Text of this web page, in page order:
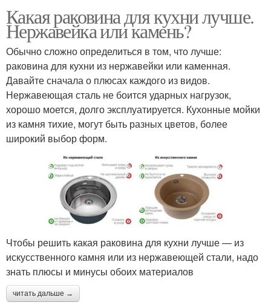
Какая раковина для кухни лучше.
Нержавейка или камень?
Обычно сложно определиться в том, что лучше:
раковина для кухни из нержавейки или каменная.
Давайте сначала о плюсах каждого из видов.
Нержавеющая сталь не боится ударных нагрузок,
хорошо моется, долго эксплуатируется. Кухонные мойки
из камня тихие, могут быть разных цветов, более
широкий выбор форм.
Чтобы решить какая раковина для кухни лучше — из
искусственного камня или из нержавеющей стали, надо
знать плюсы и минусы обоих материалов
читать дальше →